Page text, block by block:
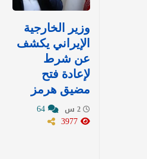
وزير الخارجية
الإيراني يكشف
عن شرط
لإعادة فتح
مضيق هرمز